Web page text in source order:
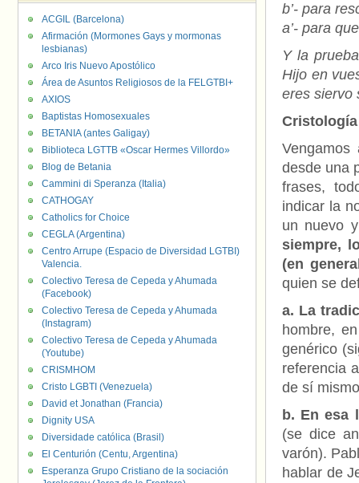
b’- para
a’- para
Y la
Hijo en
eres siervo
desde una
frases,
indicar la
un nuevo
siempre,
(en
quien se
a. La
hombre,
genérico
referencia
de sí
b. En esa
(se dice
varón).
hablar de
ACGIL (Barcelona)
Afirmación (Mormones Gays y mormonas
lesbianas)
Arco Iris Nuevo Apostólico
Área de Asuntos Religiosos de la FELGTBI+
AXIOS
Baptistas Homosexuales
BETANIA (antes Galigay)
Biblioteca LGTTB «Oscar Hermes Villordo»
Blog de Betania
Cammini di Speranza (Italia)
CATHOGAY
Catholics for Choice
CEGLA (Argentina)
Centro Arrupe (Espacio de Diversidad LGTBI)
Valencia.
Colectivo Teresa de Cepeda y Ahumada
(Facebook)
Colectivo Teresa de Cepeda y Ahumada
(Instagram)
Colectivo Teresa de Cepeda y Ahumada
(Youtube)
CRISMHOM
Cristo LGBTI (Venezuela)
David et Jonathan (Francia)
Dignity USA
Diversidade católica (Brasil)
El Centurión (Centu, Argentina)
Esperanza Grupo Cristiano de la sociación